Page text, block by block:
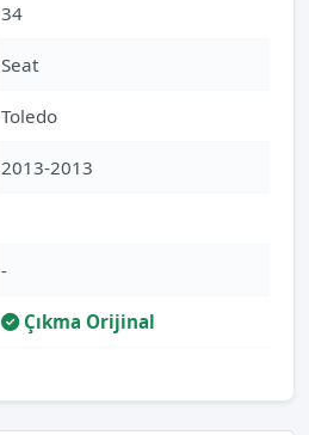
34
Seat
Toledo
2013-2013
-
Çıkma Orijinal